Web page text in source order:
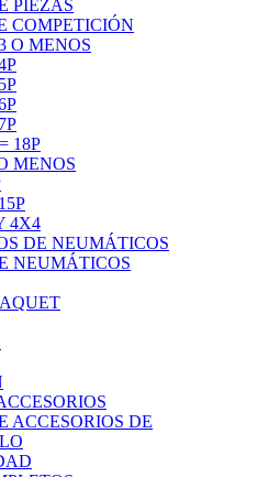
PIEZAS
COMPETICIÓN
O MENOS
18P
MENOS
4X4
DE NEUMÁTICOS
NEUMÁTICOS
ACCESORIOS DE